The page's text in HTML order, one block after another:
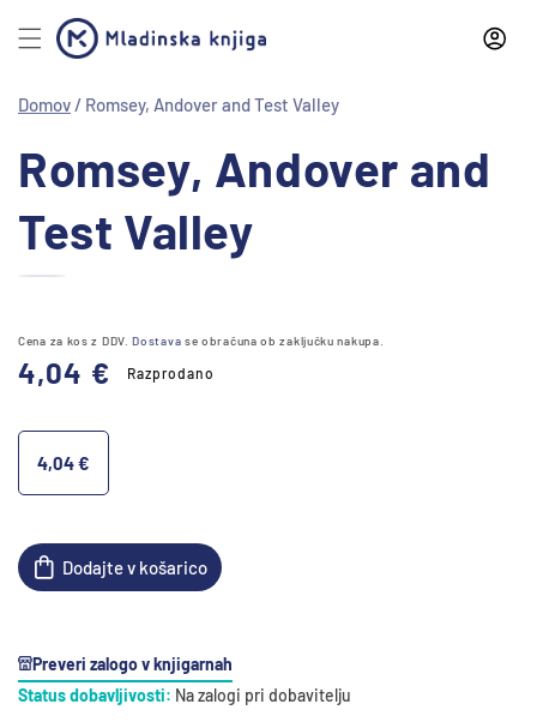
na
vsebino
Domov / Romsey, Andover and Test Valley
na
informacije
Romsey, Andover and
Test Valley
Cena za kos z DDV.Dostava se obračuna ob zaključku nakupa.
Redna
cena
4,04 € Razprodano
4,04 €
Dodajte v košarico
Preveri zalogo v knjigarnah
Status dobavljivosti: Na zalogi pri dobavitelju